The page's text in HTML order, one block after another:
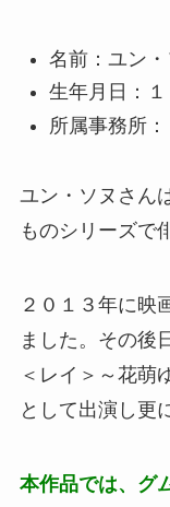
名前：ユン・
生年月日：
所属事務所
ユン・ソヌさん
ものシリーズで
２０１３年に映
ました。その後
＜レイ＞～花萌
として出演し更
本作品では、グ